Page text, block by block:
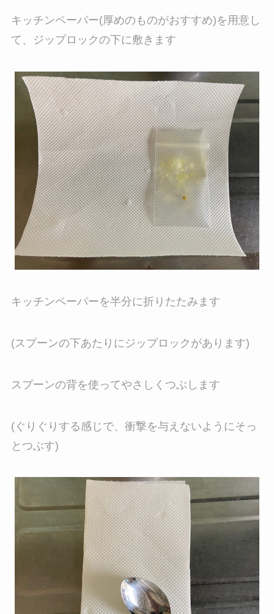
キッチンペーパー(厚めのものがおすすめ)を用意し
て、ジップロックの下に敷きます
キッチンペーパーを半分に折りたたみます
(スプーンの下あたりにジップロックがあります)
スプーンの背を使ってやさしくつぶします
(ぐりぐりする感じで、衝撃を与えないようにそっ
とつぶす)